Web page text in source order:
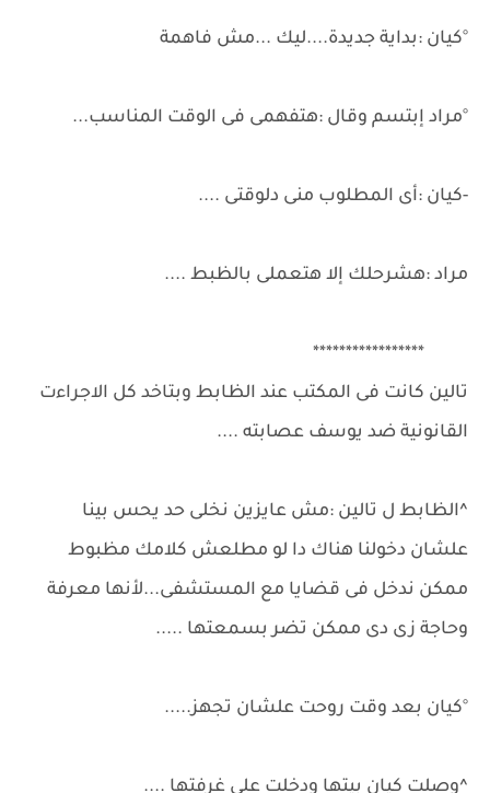
°كيان :بداية جديدة....ليك ...مش فاهمة
°مراد إبتسم وقال :هتفهمى فى الوقت المناسب...
-كيان :أى المطلوب منى دلوقتى ....
مراد :هشرحلك إلا هتعملى بالظبط ....
*****************
تالين كانت فى المكتب عند الظابط وبتاخد كل الاجراءت
القانونية ضد يوسف عصابته ....
^الظابط ل تالين :مش عايزين نخلى حد يحس بينا
علشان دخولنا هناك دا لو مطلعش كلامك مظبوط
ممكن ندخل فى قضايا مع المستشفى...لأنها معرفة
وحاجة زى دى ممكن تضر بسمعتها .....
°كيان بعد وقت روحت علشان تجهز.....
^وصلت كيان بيتها ودخلت على غرفتها ....